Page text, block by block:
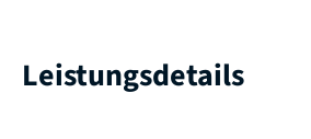
Leistungsdetails